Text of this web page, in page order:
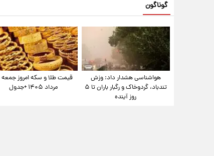
گوناگون
هواشناسی هشدار داد: وزش
تندباد، گردوخاک و رگبار باران تا ۵
روز آینده
مرداد ۱۴۰۵ +جدول